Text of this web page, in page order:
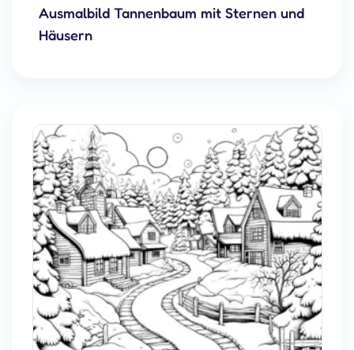
Ausmalbild Tannenbaum mit Sternen und
Häusern